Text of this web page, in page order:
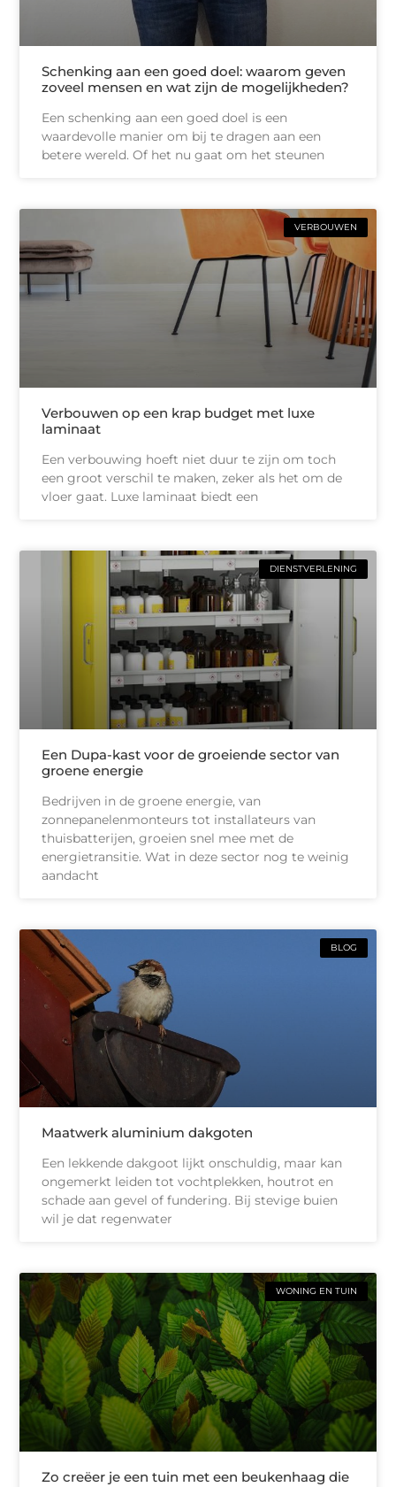
Schenking aan een goed doel: waarom geven
zoveel mensen en wat zijn de mogelijkheden?
Een schenking aan een goed doel is een
waardevolle manier om bij te dragen aan een
betere wereld. Of het nu gaat om het steunen
VERBOUWEN
Verbouwen op een krap budget met luxe
laminaat
Een verbouwing hoeft niet duur te zijn om toch
een groot verschil te maken, zeker als het om de
vloer gaat. Luxe laminaat biedt een
DIENSTVERLENING
Een Dupa-kast voor de groeiende sector van
groene energie
Bedrijven in de groene energie, van
zonnepanelenmonteurs tot installateurs van
thuisbatterijen, groeien snel mee met de
energietransitie. Wat in deze sector nog te weinig
aandacht
BLOG
Maatwerk aluminium dakgoten
Een lekkende dakgoot lijkt onschuldig, maar kan
ongemerkt leiden tot vochtplekken, houtrot en
schade aan gevel of fundering. Bij stevige buien
wil je dat regenwater
WONING EN TUIN
Zo creëer je een tuin met een beukenhaag die